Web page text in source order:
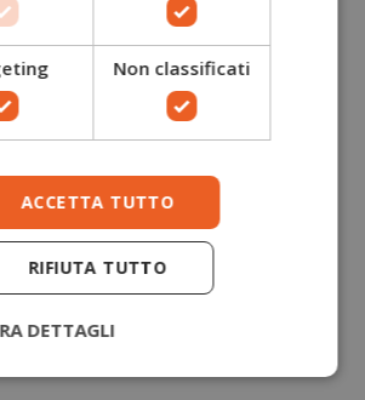
Non classificati
ACCETTA TUTTO
RIFIUTA TUTTO
DETTAGLI